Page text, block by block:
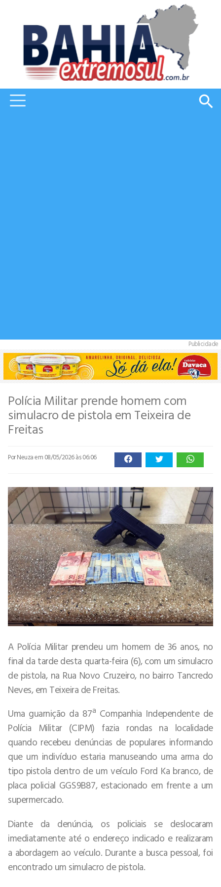
Publicidade
Polícia Militar prende homem com
simulacro de pistola em Teixeira de
Freitas
Por Neuzaem 08/05/2026 às 06:06
A Polícia Militar prendeu um homem de 36 anos, no
final da tarde desta quarta-feira (6), com um simulacro
de pistola, na Rua Novo Cruzeiro, no bairro Tancredo
Neves, em Teixeira de Freitas.
Uma guarnição da 87ª Companhia Independente de
Polícia Militar (CIPM) fazia rondas na localidade
quando recebeu denúncias de populares informando
que um indivíduo estaria manuseando uma arma do
tipo pistola dentro de um veículo Ford Ka branco, de
placa policial GGS9B87, estacionado em frente a um
supermercado.
Diante da denúncia, os policiais se deslocaram
imediatamente até o endereço indicado e realizaram
a abordagem ao veículo. Durante a busca pessoal, foi
encontrado um simulacro de pistola.